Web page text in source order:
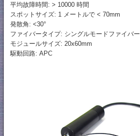
平均故障時間: > 10000 時間
スポットサイズ: 1 メートルで < 70mm
発散角: <30°
ファイバータイプ: シングルモードファイバー
モジュールサイズ: 20x60mm
駆動回路: APC